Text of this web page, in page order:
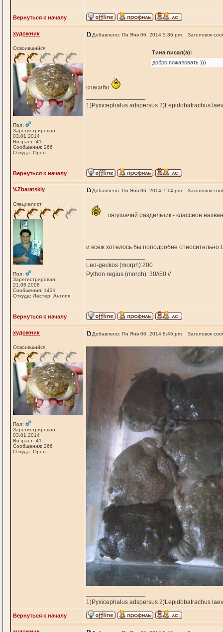
Вернуться к началу
художник
Освоившийся
Пол:
Зарегистрирован:
03.01.2014
Возраст: 41
Сообщения: 266
Откуда: Орёл
Добавлено: Пн Янв 06, 2014 5:36 pm Заголовок
Тина писал(а):
добро пожаловать )))
спасибо
1)Pyxicephalus adspersus 2)Lepidobatrachus
Вернуться к началу
V.Zbaratskiy
Специалист
Пол:
Зарегистрирован:
21.05.2008
Сообщения: 1431
Откуда: Лестер, Англия
Добавлено: Пн Янв 06, 2014 7:14 pm Заголовок
лягушачий раздельчик - классное
и всеж хотелось бы поподробне относительно
Leo-geckos (morph):200
Python regius (morph): 30//50 //
Вернуться к началу
художник
Освоившийся
Пол:
Зарегистрирован:
03.01.2014
Возраст: 41
Сообщения: 266
Откуда: Орёл
Добавлено: Пн Янв 06, 2014 8:45 pm Заголовок
1)Pyxicephalus adspersus 2)Lepidobatrachus
Вернуться к началу